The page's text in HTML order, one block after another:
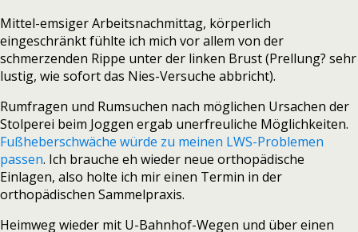
Mittel-emsiger Arbeitsnachmittag, körperlich
eingeschränkt fühlte ich mich vor allem von der
schmerzenden Rippe unter der linken Brust (Prellung? sehr
lustig, wie sofort das Nies-Versuche abbricht).
Rumfragen und Rumsuchen nach möglichen Ursachen der
Stolperei beim Joggen ergab unerfreuliche Möglichkeiten.
Fußheberschwäche würde zu meinen LWS-Problemen
passen. Ich brauche eh wieder neue orthopädische
Einlagen, also holte ich mir einen Termin in der
orthopädischen Sammelpraxis.
Heimweg wieder mit U-Bahnhof-Wegen und über einen